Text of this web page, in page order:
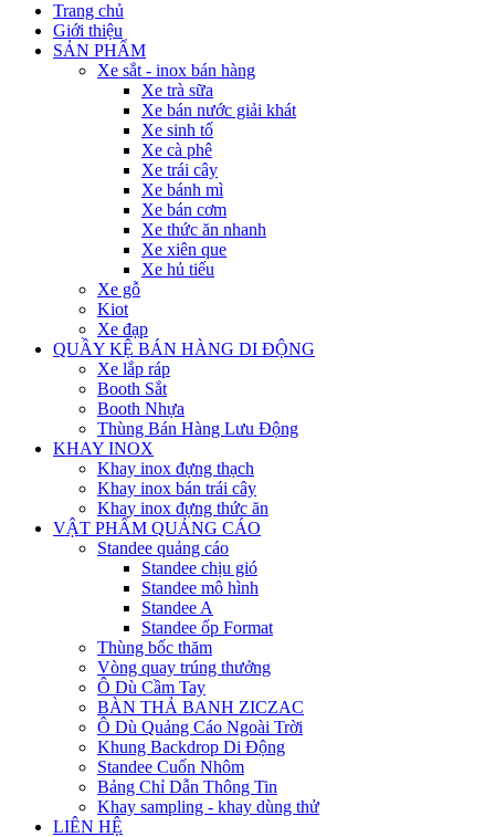
Trang chủ
Giới thiệu
SẢN PHẨM
Xe sắt - inox bán hàng
Xe trà sữa
Xe bán nước giải khát
Xe sinh tố
Xe cà phê
Xe trái cây
Xe bánh mì
Xe bán cơm
Xe thức ăn nhanh
Xe xiên que
Xe hủ tiếu
Xe gỗ
Kiot
Xe đạp
QUẦY KỆ BÁN HÀNG DI ĐỘNG
Xe lắp ráp
Booth Sắt
Booth Nhựa
Thùng Bán Hàng Lưu Động
KHAY INOX
Khay inox đựng thạch
Khay inox bán trái cây
Khay inox đựng thức ăn
VẬT PHẨM QUẢNG CÁO
Standee quảng cáo
Standee chịu gió
Standee mô hình
Standee A
Standee ốp Format
Thùng bốc thăm
Vòng quay trúng thưởng
Ô Dù Cầm Tay
BÀN THẢ BANH ZICZAC
Ô Dù Quảng Cáo Ngoài Trời
Khung Backdrop Di Động
Standee Cuốn Nhôm
Bảng Chỉ Dẫn Thông Tin
Khay sampling - khay dùng thử
LIÊN HỆ